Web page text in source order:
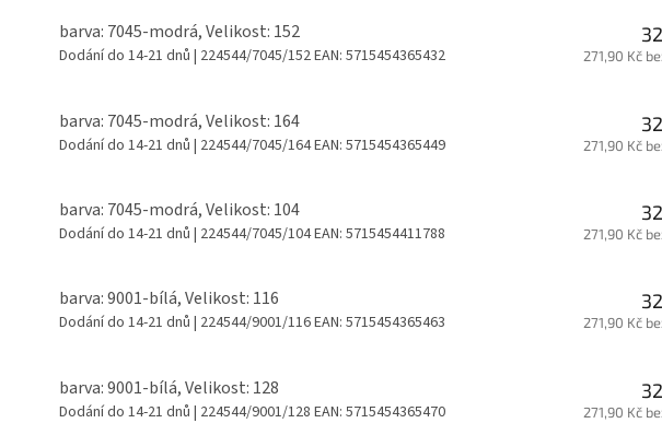
barva: 7045-modrá, Velikost: 152
Dodání do 14-21 dnů | 224544/7045/152EAN: 5715454365432 271,90 Kč
barva: 7045-modrá, Velikost: 164
Dodání do 14-21 dnů | 224544/7045/164EAN: 5715454365449 271,90 Kč
barva: 7045-modrá, Velikost: 104
Dodání do 14-21 dnů | 224544/7045/104EAN: 5715454411788 271,90 Kč
barva: 9001-bílá, Velikost: 116
Dodání do 14-21 dnů | 224544/9001/116EAN: 5715454365463 271,90 Kč
barva: 9001-bílá, Velikost: 128
Dodání do 14-21 dnů | 224544/9001/128 EAN: 5715454365470 271,90 Kč